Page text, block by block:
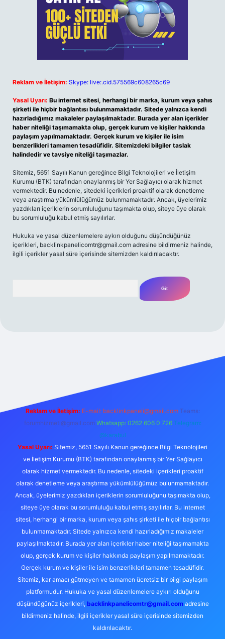
Reklam ve İletişim: Skype: live:.cid.575569c608265c69
Yasal Uyarı: Bu internet sitesi, herhangi bir marka, kurum veya şahıs
şirketi ile hiçbir bağlantısı bulunmamaktadır. Sitede yalnızca kendi
hazırladığımız makaleler paylaşılmaktadır. Burada yer alan içerikler
haber niteliği taşımamakta olup, gerçek kurum ve kişiler hakkında
paylaşım yapılmamaktadır. Gerçek kurum ve kişiler ile isim
benzerlikleri tamamen tesadüfidir. Sitemizdeki bilgiler taslak
halindedir ve tavsiye niteliği taşımazlar.
Sitemiz, 5651 Sayılı Kanun gereğince Bilgi Teknolojileri ve İletişim
Kurumu (BTK) tarafından onaylanmış bir Yer Sağlayıcı olarak hizmet
vermektedir. Bu nedenle, sitedeki içerikleri proaktif olarak denetleme
veya araştırma yükümlülüğümüz bulunmamaktadır. Ancak, üyelerimiz
yazdıkları içeriklerin sorumluluğunu taşımakta olup, siteye üye olarak
bu sorumluluğu kabul etmiş sayılırlar.
Hukuka ve yasal düzenlemelere aykırı olduğunu düşündüğünüz
içerikleri, backlinkpanelicomtr@gmail.com adresine bildirmeniz halinde,
ilgili içerikler yasal süre içerisinde sitemizden kaldırılacaktır.
Reklam ve İletişim: E-mail: backlinkpaneli@gmail.com Teams:
forumhizmeti@gmail.com Whatsapp: 0262 606 0 726 Telegram:
@karabul
Yasal Uyarı: Sitemiz, 5651 Sayılı Kanun gereğince Bilgi Teknolojileri
ve İletişim Kurumu (BTK) tarafından onaylanmış bir Yer Sağlayıcı
olarak hizmet vermektedir. Bu nedenle, sitedeki içerikleri proaktif
olarak denetleme veya araştırma yükümlülüğümüz bulunmamaktadır.
Ancak, üyelerimiz yazdıkları içeriklerin sorumluluğunu taşımakta olup,
siteye üye olarak bu sorumluluğu kabul etmiş sayılırlar. Bu internet
sitesi, herhangi bir marka, kurum veya şahıs şirketi ile hiçbir bağlantısı
bulunmamaktadır. Sitede yalnızca kendi hazırladığımız makaleler
paylaşılmaktadır. Burada yer alan içerikler haber niteliği taşımamakta
olup, gerçek kurum ve kişiler hakkında paylaşım yapılmamaktadır.
Gerçek kurum ve kişiler ile isim benzerlikleri tamamen tesadüfidir.
Sitemiz, kar amacı gütmeyen ve tamamen ücretsiz bir bilgi paylaşım
platformudur. Hukuka ve yasal düzenlemelere aykırı olduğunu
düşündüğünüz içerikleri, backlinkpanelicomtr@gmail.comadresine
bildirmeniz halinde, ilgili içerikler yasal süre içerisinde sitemizden
kaldırılacaktır.